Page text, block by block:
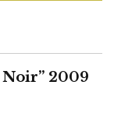
2009